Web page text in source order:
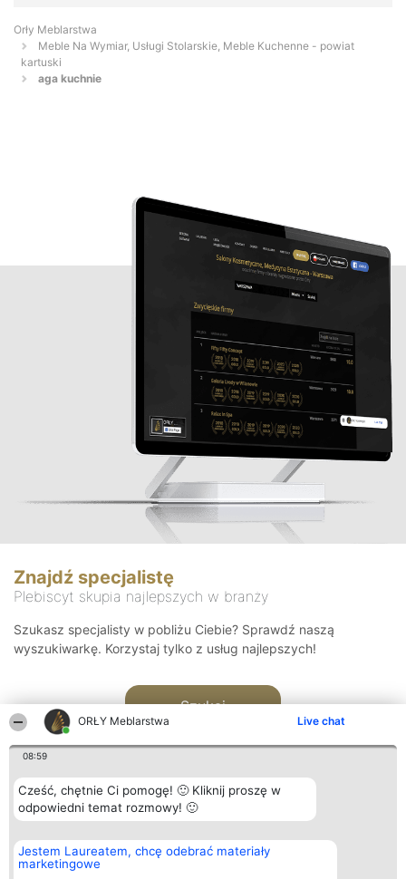
ORŁY Meblarstwa Live chat
08:59
Cześć, chętnie Ci pomogę! 🙂 Kliknij proszę w
odpowiedni temat rozmowy! 🙂
Jestem Laureatem, chcę odebrać materiały
marketingowe
Orły Meblarstwa
Meble Na Wymiar, Usługi Stolarskie, Meble Kuchenne - powiat
kartuski
aga kuchnie
Znajdź specjalistę
Plebiscyt skupia najlepszych w branży
Szukasz specjalisty w pobliżu Ciebie? Sprawdź naszą
wyszukiwarkę. Korzystaj tylko z usług najlepszych!
Szukaj
Organizator plebiscytu
Bright Side Solutions sp. z o.
o. sp. k.
Plebiscyt
Laureaci
Kontakt
Kontakt